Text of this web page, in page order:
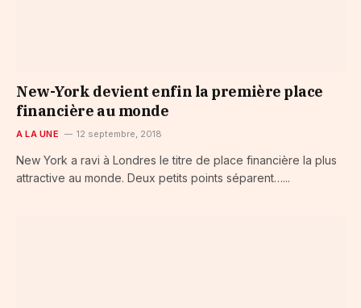
New-York devient enfin la première place
financière au monde
A LA UNE 12 septembre, 2018
New York a ravi à Londres le titre de place financière la plus
attractive au monde. Deux petits points séparent…...